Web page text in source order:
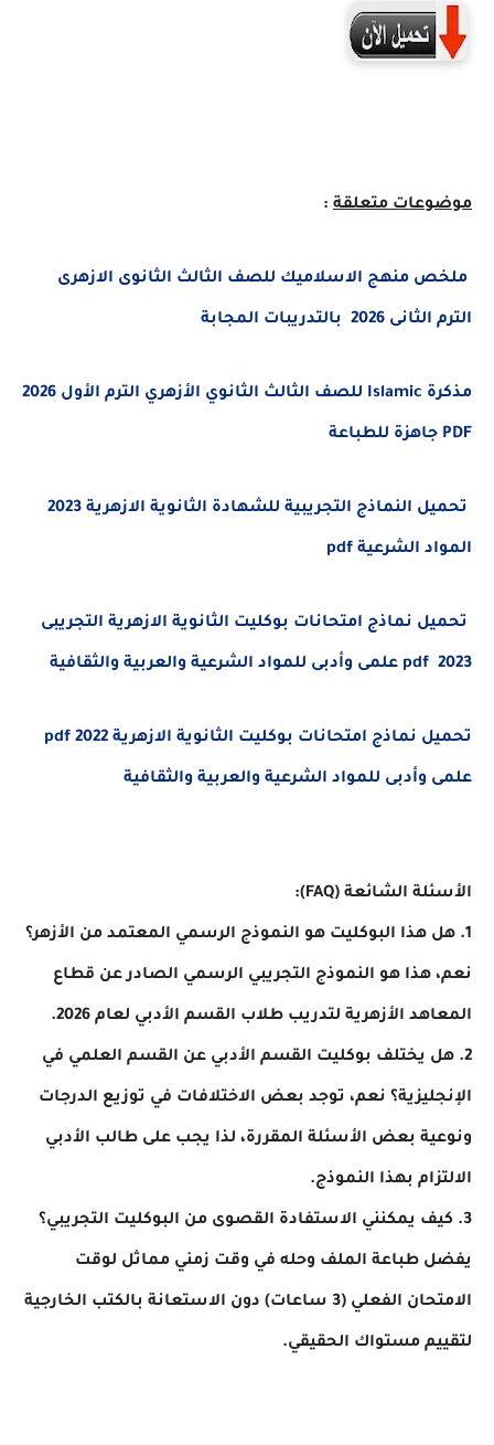
موضوعات متعلقة :
ملخص منهج الاسلاميك للصف الثالث الثانوى الازهرى
الترم الثانى 2026 بالتدريبات المجابة
مذكرة Islamic للصف الثالث الثانوي الأزهري الترم الأول 2026
PDF جاهزة للطباعة
تحميل النماذج التجريبية للشهادة الثانوية الازهرية 2023
المواد الشرعية pdf
تحميل نماذج امتحانات بوكليت الثانوية الازهرية التجريبى
2023 pdf علمى وأدبى للمواد الشرعية والعربية والثقافية
تحميل نماذج امتحانات بوكليت الثانوية الازهرية 2022 pdf
علمى وأدبى للمواد الشرعية والعربية والثقافية
الأسئلة الشائعة (FAQ):
1. هل هذا البوكليت هو النموذج الرسمي المعتمد من الأزهر؟
نعم، هذا هو النموذج التجريبي الرسمي الصادر عن قطاع
المعاهد الأزهرية لتدريب طلاب القسم الأدبي لعام 2026.
2. هل يختلف بوكليت القسم الأدبي عن القسم العلمي في
الإنجليزية؟ نعم، توجد بعض الاختلافات في توزيع الدرجات
ونوعية بعض الأسئلة المقررة، لذا يجب على طالب الأدبي
الالتزام بهذا النموذج.
3. كيف يمكنني الاستفادة القصوى من البوكليت التجريبي؟
يفضل طباعة الملف وحله في وقت زمني مماثل لوقت
الامتحان الفعلي (3 ساعات) دون الاستعانة بالكتب الخارجية
لتقييم مستواك الحقيقي.